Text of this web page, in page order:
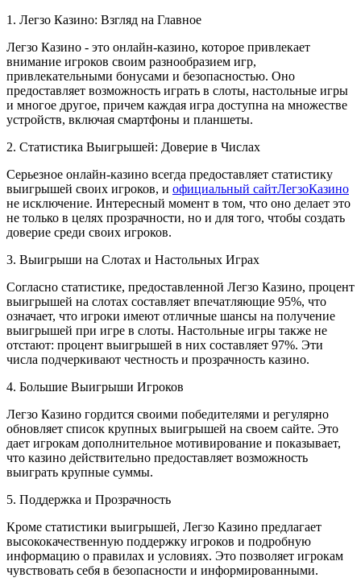
1. Легзо Казино: Взгляд на Главное
Легзо Казино - это онлайн-казино, которое привлекает
внимание игроков своим разнообразием игр,
привлекательными бонусами и безопасностью. Оно
предоставляет возможность играть в слоты, настольные игры
и многое другое, причем каждая игра доступна на множестве
устройств, включая смартфоны и планшеты.
2. Статистика Выигрышей: Доверие в Числах
Серьезное онлайн-казино всегда предоставляет статистику
выигрышей своих игроков, и официальный сайтЛегзоКазино
не исключение. Интересный момент в том, что оно делает это
не только в целях прозрачности, но и для того, чтобы создать
доверие среди своих игроков.
3. Выигрыши на Слотах и Настольных Играх
Согласно статистике, предоставленной Легзо Казино, процент
выигрышей на слотах составляет впечатляющие 95%, что
означает, что игроки имеют отличные шансы на получение
выигрышей при игре в слоты. Настольные игры также не
отстают: процент выигрышей в них составляет 97%. Эти
числа подчеркивают честность и прозрачность казино.
4. Большие Выигрыши Игроков
Легзо Казино гордится своими победителями и регулярно
обновляет список крупных выигрышей на своем сайте. Это
дает игрокам дополнительное мотивирование и показывает,
что казино действительно предоставляет возможность
выиграть крупные суммы.
5. Поддержка и Прозрачность
Кроме статистики выигрышей, Легзо Казино предлагает
высококачественную поддержку игроков и подробную
информацию о правилах и условиях. Это позволяет игрокам
чувствовать себя в безопасности и информированными.